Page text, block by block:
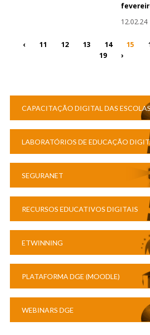
12.02.24
‹ 11 12 13 14 15
19
›
CAPACITAÇÃO DIGITAL DAS ESCOLAS
LABORATÓRIOS DE EDUCAÇÃO
SEGURANET
RECURSOS EDUCATIVOS DIGITAIS
ETWINNING
PLATAFORMA DGE (MOODLE)
WEBINARS DGE